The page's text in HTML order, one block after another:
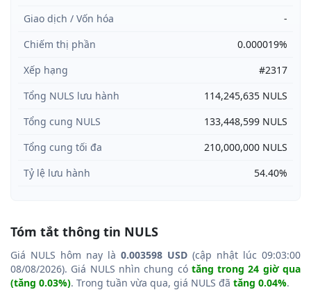
Giao dịch / Vốn hóa
-
Chiếm thị phần
0.000019%
Xếp hạng
#2317
Tổng NULS lưu hành
114,245,635 NULS
Tổng cung NULS
133,448,599 NULS
Tổng cung tối đa
210,000,000 NULS
Tỷ lệ lưu hành
54.40%
Tóm tắt thông tin NULS
Giá NULS hôm nay là 0.003598 USD (cập nhật lúc 09:03:00
08/08/2026). Giá NULS nhìn chung có tăng trong 24 giờ qua
(tăng 0.03%). Trong tuần vừa qua, giá NULS đã tăng 0.04%.